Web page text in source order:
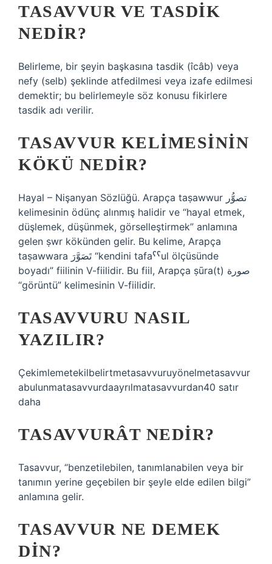
TASAVVUR VE TASDIK
NEDIR?
Belirleme, bir şeyin başkasına tasdik (îcâb) veya
nefy (selb) şeklinde atfedilmesi veya izafe edilmesi
demektir; bu belirlemeyle söz konusu fikirlere
tasdik adı verilir.
TASAVVUR KELIMESININ
KÖKÜ NEDIR?
Hayal – Nişanyan Sözlüğü. Arapça taṣawwur تصوُّر
kelimesinin ödünç alınmış halidir ve “hayal etmek,
düşlemek, düşünmek, görselleştirmek” anlamına
gelen ṣwr kökünden gelir. Bu kelime, Arapça
taṣawwara تَصَوَّرَ “kendini tafaˁˁul ölçüsünde
boyadı” fiilinin V-fiilidir. Bu fiil, Arapça ṣūra(t) صورة
“görüntü” kelimesinin V-fiilidir.
TASAVVURU NASIL
YAZILIR?
Çekimlemetekilbelirtmetasavvuruyönelmetasavvur
abulunmatasavvurdaayrılmatasavvurdan40 satır
daha
TASAVVURÂT NEDIR?
Tasavvur, “benzetilebilen, tanımlanabilen veya bir
tanımın yerine geçebilen bir şeyle elde edilen bilgi”
anlamına gelir.
TASAVVUR NE DEMEK
DIN?